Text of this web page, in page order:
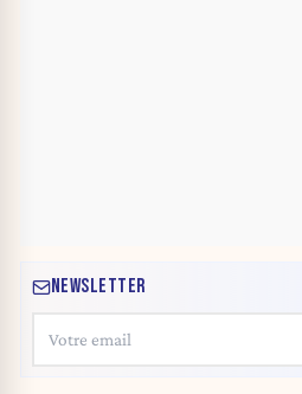
NEWSLETTER